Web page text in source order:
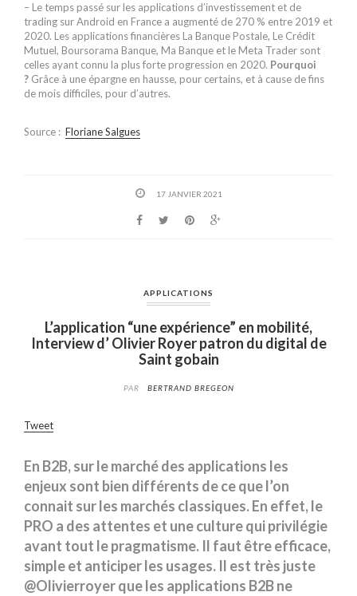
– Le temps passé sur les applications d’investissement et de
trading sur Android en France a augmenté de 270 % entre 2019 et
2020. Les applications financières La Banque Postale, Le Crédit
Mutuel, Boursorama Banque, Ma Banque et le Meta Trader sont
celles ayant connu la plus forte progression en 2020. Pourquoi
? Grâce à une épargne en hausse, pour certains, et à cause de fins
de mois difficiles, pour d’autres.
Source : Floriane Salgues
17 JANVIER 2021
APPLICATIONS
L’application “une expérience” en mobilité,
Interview d’ Olivier Royer patron du digital de
Saint gobain
PAR BERTRAND BREGEON
Tweet
En B2B, sur le marché des applications les
enjeux sont bien différents de ce que l’on
connait sur les marchés classiques. En effet, le
PRO a des attentes et une culture qui privilégie
avant tout le pragmatisme. Il faut être efficace,
simple et anticiper les usages. Il est très juste
@Olivierroyer que les applications B2B ne